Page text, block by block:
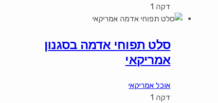
דקה 1
סלט תפוחי אדמה בסגנון
אמריקאי
אוכל אמריקאי
דקה 1